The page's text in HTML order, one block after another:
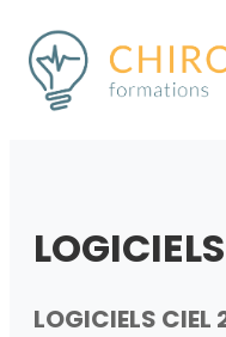
LOGICIELS
LOGICIELS CIEL